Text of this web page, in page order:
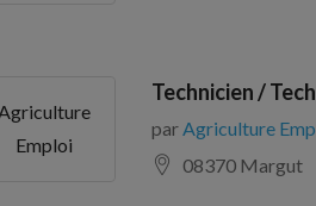
Emploi
Technicien /
par Agriculture
08370 Margut